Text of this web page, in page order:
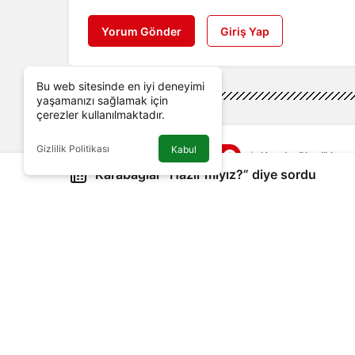
Yorum Gönder Giriş Yap
Haberler Genel Karabağlar “Hazır
Karabağlar “Hazır
Karabağlar “Hazır mıyız?” diye sordu
Bu web sitesinde en iyi deneyimi
yaşamanızı sağlamak için
çerezler kullanılmaktadır.
Gizlilik Politikası Kabul